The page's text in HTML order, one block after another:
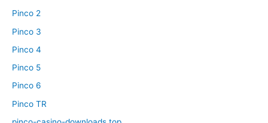
Pinco 2
Pinco 3
Pinco 4
Pinco 5
Pinco 6
Pinco TR